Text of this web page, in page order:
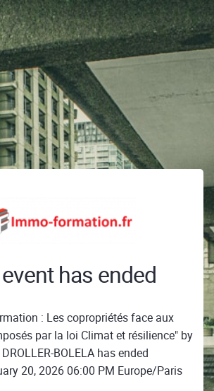
has ended
: Les copropriétés face aux
par la loi Climat et résilience" by
BOLELA has ended
20, 2026 06:00 PM Europe/Paris